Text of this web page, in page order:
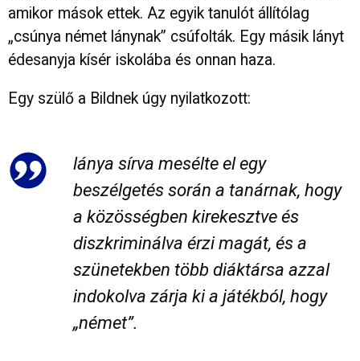
amikor mások ettek. Az egyik tanulót állítólag
„csúnya német lánynak” csúfolták. Egy másik lányt
édesanyja kísér iskolába és onnan haza.
Egy szülő a Bildnek úgy nyilatkozott:
lánya sírva mesélte el egy
beszélgetés során a tanárnak, hogy
a közösségben kirekesztve és
diszkriminálva érzi magát, és a
szünetekben több diáktársa azzal
indokolva zárja ki a játékból, hogy
„német”.